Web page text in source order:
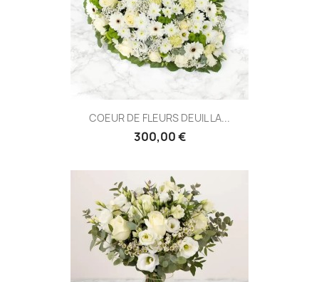
COEUR DE FLEURS DEUIL LA...
300,00 €